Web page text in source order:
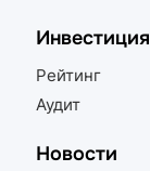
Инвестиция
Рейтинг
Аудит
Новости